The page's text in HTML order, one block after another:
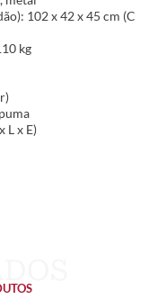
102 x 42 x 45 cm (C
kg
L x E)